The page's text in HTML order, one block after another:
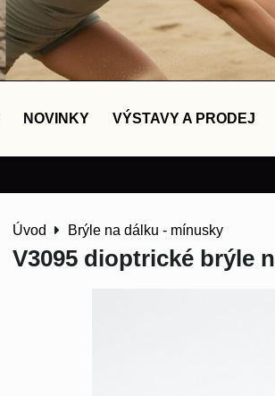
NOVINKY VÝSTAVY A PRODEJ
Úvod Brýle na dálku - mínusky
V3095 dioptrické brýle